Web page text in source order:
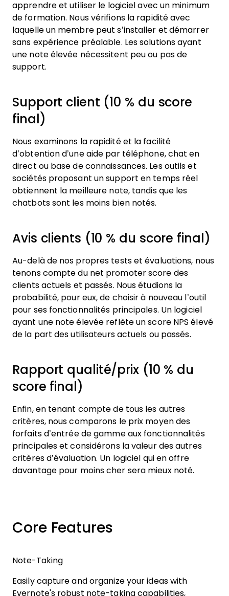
apprendre et utiliser le logiciel avec un minimum
de formation. Nous vérifions la rapidité avec
laquelle un membre peut s’installer et démarrer
sans expérience préalable. Les solutions ayant
une note élevée nécessitent peu ou pas de
support.
Support client (10 % du score
final)
Nous examinons la rapidité et la facilité
d’obtention d’une aide par téléphone, chat en
direct ou base de connaissances. Les outils et
sociétés proposant un support en temps réel
obtiennent la meilleure note, tandis que les
chatbots sont les moins bien notés.
Avis clients (10 % du score final)
Au-delà de nos propres tests et évaluations, nous
tenons compte du net promoter score des
clients actuels et passés. Nous étudions la
probabilité, pour eux, de choisir à nouveau l’outil
pour ses fonctionnalités principales. Un logiciel
ayant une note élevée reflète un score NPS élevé
de la part des utilisateurs actuels ou passés.
Rapport qualité/prix (10 % du
score final)
Enfin, en tenant compte de tous les autres
critères, nous comparons le prix moyen des
forfaits d’entrée de gamme aux fonctionnalités
principales et considérons la valeur des autres
critères d’évaluation. Un logiciel qui en offre
davantage pour moins cher sera mieux noté.
Core Features
Note-Taking
Easily capture and organize your ideas with
Evernote's robust note-taking capabilities,